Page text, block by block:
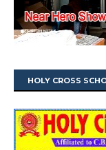
HOLY CROSS